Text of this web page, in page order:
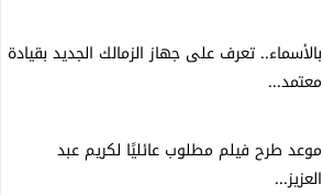
بالأسماء.. تعرف على جهاز الزمالك الجديد بقيادة
معتمد...
موعد طرح فيلم مطلوب عائليًا لكريم عبد
العزيز...